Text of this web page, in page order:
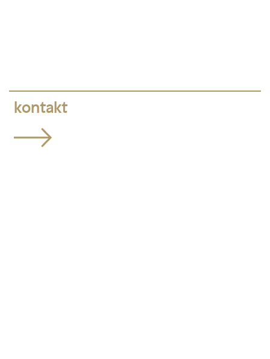
kontakt